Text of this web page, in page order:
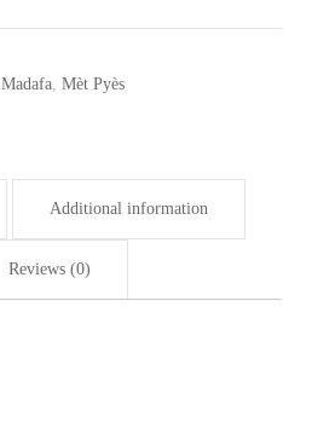
Madafa, Mèt Pyès
Additional information
Reviews (0)